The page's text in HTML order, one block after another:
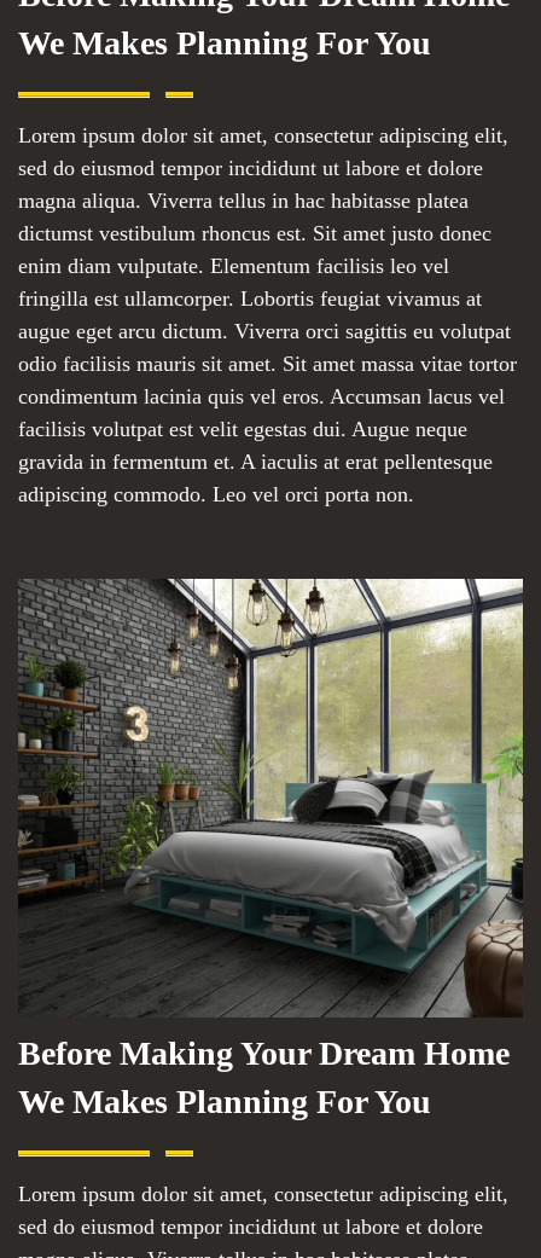
We Makes Planning For You
Lorem ipsum dolor sit amet, consectetur adipiscing elit,
sed do eiusmod tempor incididunt ut labore et dolore
magna aliqua. Viverra tellus in hac habitasse platea
dictumst vestibulum rhoncus est. Sit amet justo donec
enim diam vulputate. Elementum facilisis leo vel
fringilla est ullamcorper. Lobortis feugiat vivamus at
augue eget arcu dictum. Viverra orci sagittis eu volutpat
odio facilisis mauris sit amet. Sit amet massa vitae tortor
condimentum lacinia quis vel eros. Accumsan lacus vel
facilisis volutpat est velit egestas dui. Augue neque
gravida in fermentum et. A iaculis at erat pellentesque
adipiscing commodo. Leo vel orci porta non.
Before Making Your Dream Home
We Makes Planning For You
Lorem ipsum dolor sit amet, consectetur adipiscing elit,
sed do eiusmod tempor incididunt ut labore et dolore